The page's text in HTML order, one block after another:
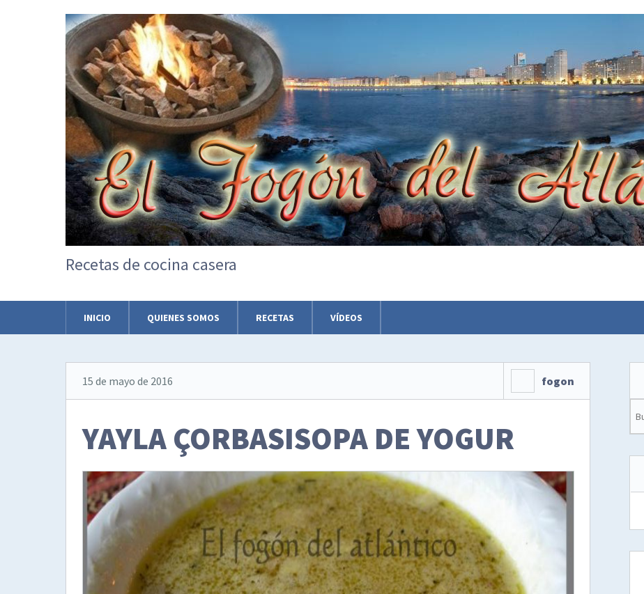
Recetas de cocina casera
INICIO QUIENES SOMOS RECETAS VÍDEOS
15 de mayo de 2016 fogon
YAYLA ÇORBASISOPA DE YOGUR